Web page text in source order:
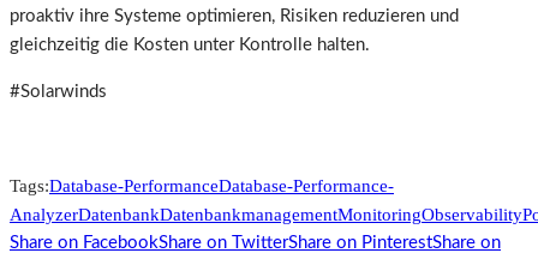
proaktiv ihre Systeme optimieren, Risiken reduzieren und
gleichzeitig die Kosten unter Kontrolle halten.
#Solarwinds
Tags:Database-PerformanceDatabase-Performance-
AnalyzerDatenbankDatenbankmanagementMonitoringObservability
Share on FacebookShare on TwitterShare on PinterestShare on